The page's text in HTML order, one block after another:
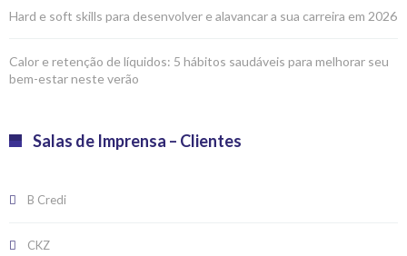
Hard e soft skills para desenvolver e alavancar a sua carreira em 2026
Calor e retenção de líquidos: 5 hábitos saudáveis para melhorar seu
bem-estar neste verão
Salas de Imprensa – Clientes
B Credi
CKZ